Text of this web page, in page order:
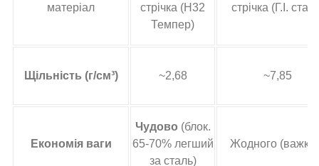
матеріал
стрічка (H32
Темпер)
стрічка (Г.І.
Щільність (г/см³) ~2,68 ~7,85
Економія ваги
Чудово (блок.
65-70% легший
за сталь)
Жодного